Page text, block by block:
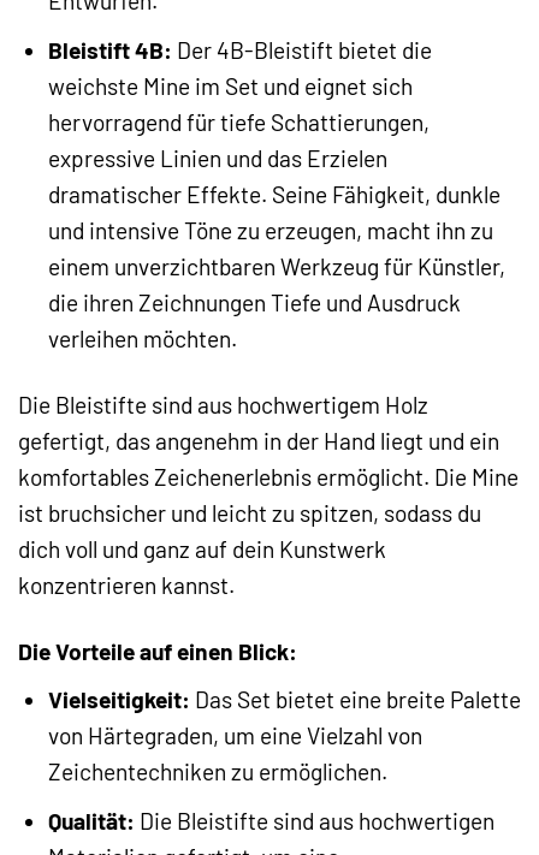
Bleistift 4B: Der 4B-Bleistift bietet die
weichste Mine im Set und eignet sich
hervorragend für tiefe Schattierungen,
expressive Linien und das Erzielen
dramatischer Effekte. Seine Fähigkeit, dunkle
und intensive Töne zu erzeugen, macht ihn zu
einem unverzichtbaren Werkzeug für Künstler,
die ihren Zeichnungen Tiefe und Ausdruck
verleihen möchten.
Die Bleistifte sind aus hochwertigem Holz
gefertigt, das angenehm in der Hand liegt und ein
komfortables Zeichenerlebnis ermöglicht. Die Mine
ist bruchsicher und leicht zu spitzen, sodass du
dich voll und ganz auf dein Kunstwerk
konzentrieren kannst.
Die Vorteile auf einen Blick:
Vielseitigkeit: Das Set bietet eine breite Palette
von Härtegraden, um eine Vielzahl von
Zeichentechniken zu ermöglichen.
Qualität: Die Bleistifte sind aus hochwertigen